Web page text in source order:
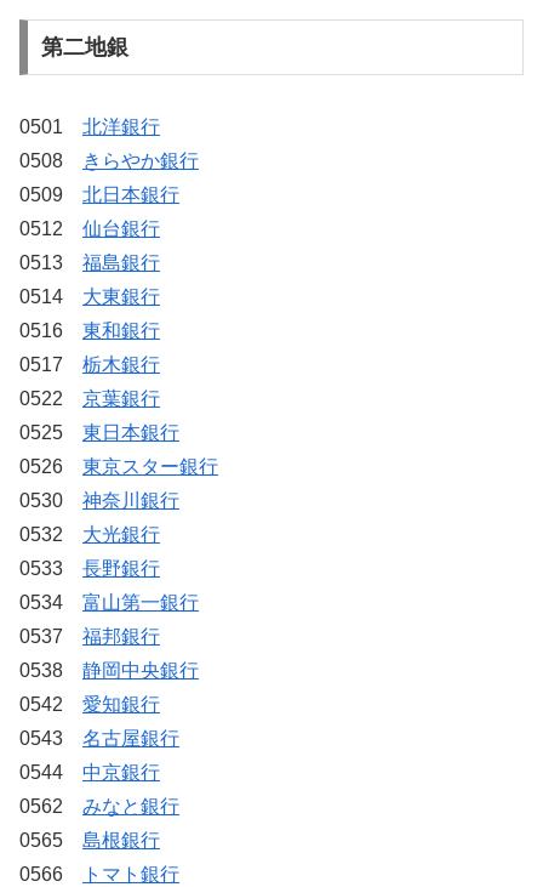
第二地銀
0501 北洋銀行
0508
きらやか銀行
0509 北日本銀行
0512 仙台銀行
0513 福島銀行
0514 大東銀行
0516 東和銀行
0517 栃木銀行
0522 京葉銀行
0525 東日本銀行
0526 東京スター銀行
0530 神奈川銀行
0532 大光銀行
0533 長野銀行
0534 富山第一銀行
0537 福邦銀行
0538 静岡中央銀行
0542 愛知銀行
0543 名古屋銀行
0544 中京銀行
0562 みなと銀行
0565 島根銀行
0566
トマト銀行